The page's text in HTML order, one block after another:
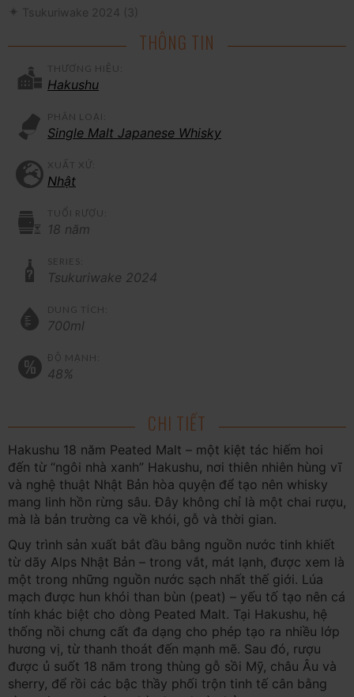
Tsukuriwake 2024 (3)
THÔNG TIN
THƯƠNG HIỆU:
Hakushu
PHÂN LOẠI:
Single Malt Japanese Whisky
XUẤT XỨ:
Nhật
TUỔI RƯỢU:
18 năm
SERIES:
Tsukuriwake 2024
DUNG TÍCH:
700ml
ĐỘ MẠNH:
48%
CHI TIẾT
Hakushu 18 năm Peated Malt – một kiệt tác hiếm hoi
đến từ “ngôi nhà xanh” Hakushu, nơi thiên nhiên hùng vĩ
và nghệ thuật Nhật Bản hòa quyện để tạo nên whisky
mang linh hồn rừng sâu. Đây không chỉ là một chai rượu,
mà là bản trường ca về khói, gỗ và thời gian.
Quy trình sản xuất bắt đầu bằng nguồn nước tinh khiết
từ dãy Alps Nhật Bản – trong vắt, mát lạnh, được xem là
một trong những nguồn nước sạch nhất thế giới. Lúa
mạch được hun khói than bùn (peat) – yếu tố tạo nên cá
tính khác biệt cho dòng Peated Malt. Tại Hakushu, hệ
thống nồi chưng cất đa dạng cho phép tạo ra nhiều lớp
hương vị, từ thanh thoát đến mạnh mẽ. Sau đó, rượu
được ủ suốt 18 năm trong thùng gỗ sồi Mỹ, châu Âu và
sherry, để rồi các bậc thầy phối trộn tinh tế cân bằng